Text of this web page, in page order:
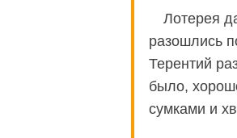
Лотерея
разошлись
Терентий
было,
сумками и